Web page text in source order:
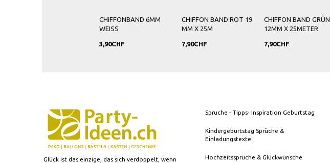
CHIFFONBAND 6MM
WEISS
3,90CHF
CHIFFON BAND ROT 19
MM X 25M
7,90CHF
CHIFFON BAND GRÜN
12MM X 25METER
7,90CHF
Glück ist das einzige, das sich verdoppelt, wenn
Spruche - Tipps- Inspiration Geburtstag
Kindergeburtstag Sprüche &
Einladungstexte
Hochzeitssprüche & Glückwünsche